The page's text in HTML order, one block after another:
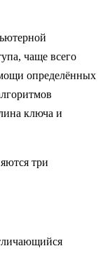
чаще всего
определённых
ключа и
три